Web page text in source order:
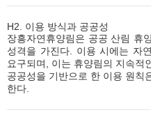
H2. 이용 방식과 공공성
장흥자연휴양림은 공공 산림 휴
성격을 가진다. 이용 시에는 자
요구되며, 이는 휴양림의 지속적
공공성을 기반으로 한 이용 원칙
한다.